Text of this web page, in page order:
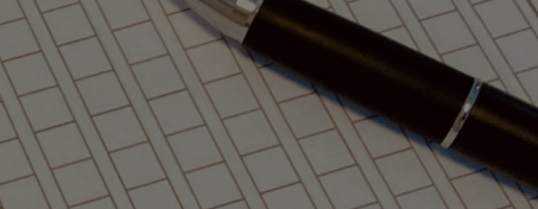
改善クラブ
講演・研修
組織活性化講演
から新人研修・
パートナー企業
私たちと協働している パートナー企業
様のご紹介